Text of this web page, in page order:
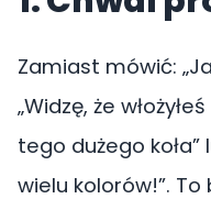
Zamiast mówić:
„Widzę, że
tego dużego koła”
wielu kolorów!”. To